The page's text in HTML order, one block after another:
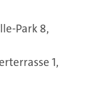
Park 8,
1,